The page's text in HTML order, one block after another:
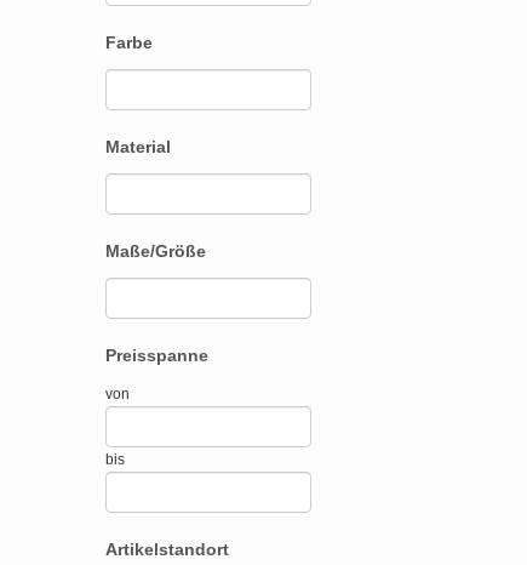
Farbe
Material
Maße/Größe
Preisspanne
von
bis
Artikelstandort